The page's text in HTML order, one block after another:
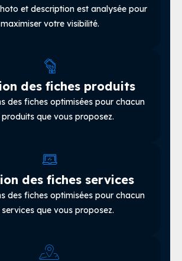
et description est analysée pour
maximiser votre visibilité.
des fiches produits
des fiches optimisées pour chacun
produits que vous proposez.
des fiches services
des fiches optimisées pour chacun
que vous proposez.